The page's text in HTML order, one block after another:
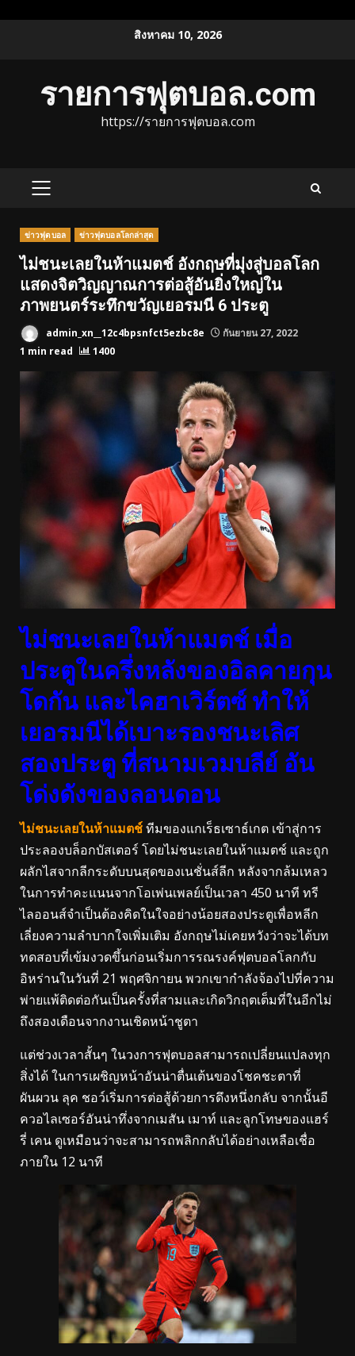
สิงหาคม 10, 2026
รายการฟุตบอล.com
https://รายการฟุตบอล.com
PRIMARY
ข่าวฟุตบอล ข่าวฟุตบอลโลกล่าสุด
ไม่ชนะเลยในห้าแมตช์ อังกฤษที่มุ่งสู่บอลโลก
แสดงจิตวิญญาณการต่อสู้อันยิ่งใหญ่ใน
ภาพยนตร์ระทึกขวัญเยอรมนี 6 ประตู
admin_xn__12c4bpsnfct5ezbc8e
กันยายน 27, 2022
1 min read
1400
ไม่ชนะเลยในห้าแมตช์ เมื่อ
ประตูในครึ่งหลังของอิลคายกุน
โดกัน และไคฮาเวิร์ตซ์ ทำให้
เยอรมนีได้เบาะรองชนะเลิศ
สองประตู ที่สนามเวมบลีย์ อัน
โด่งดังของลอนดอน
ไม่ชนะเลยในห้าแมตช์ทีมของแกเร็ธเซาธ์เกต เข้าสู่การ
ประลองบล็อกบัสเตอร์ โดยไม่ชนะเลยในห้าแมตช์ และถูก
ผลักไสจากลีกระดับบนสุดของเนชั่นส์ลีก หลังจากล้มเหลว
ในการทำคะแนนจากโอเพ่นเพลย์เป็นเวลา 450 นาที ทรี
ไลออนส์จำเป็นต้องคิดในใจอย่างน้อยสองประตูเพื่อหลีก
เลี่ยงความลำบากใจเพิ่มเติม อังกฤษไม่เคยหวังว่าจะได้บท
ทดสอบที่เข้มงวดขึ้นก่อนเริ่มการรณรงค์ฟุตบอลโลกกับ
อิหร่านในวันที่ 21 พฤศจิกายน พวกเขากำลังจ้องไปที่ความ
พ่ายแพ้ติดต่อกันเป็นครั้งที่สามและเกิดวิกฤตเต็มที่ในอีกไม่
ถึงสองเดือนจากงานเชิดหน้าชูตา
แต่ช่วงเวลาสั้นๆ ในวงการฟุตบอลสามารถเปลี่ยนแปลงทุก
สิ่งได้ ในการเผชิญหน้าอันน่าตื่นเต้นของโชคชะตาที่
ผันผวน ลุค ชอว์เริ่มการต่อสู้ด้วยการดึงหนึ่งกลับ จากนั้นอี
ควอไลเซอร์อันน่าทึ่งจากเมสัน เมาท์ และลูกโทษของแฮร์
รี่ เคน ดูเหมือนว่าจะสามารถพลิกกลับได้อย่างเหลือเชื่อ
ภายใน 12 นาที